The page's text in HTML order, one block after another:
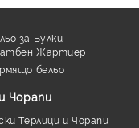
за Булки
Жартиер
бельо
Чорапи
Терлици и Чорапи